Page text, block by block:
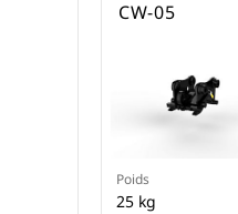
CW-05
Poids
25 kg